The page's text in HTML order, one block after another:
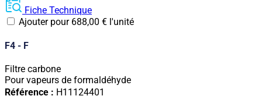
Fiche Technique
Ajouter pour 688,00 € l'unité
F4 - F
Filtre carbone
Pour vapeurs de formaldéhyde
Référence : H11124401